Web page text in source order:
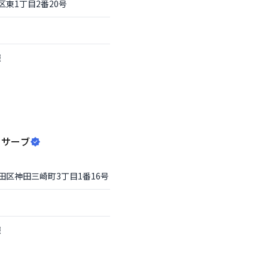
東1丁目2番20号
ーブ
区神田三崎町3丁目1番16号